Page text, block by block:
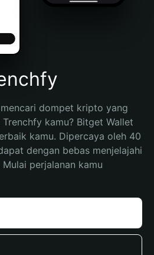
dompet kripto yang
kamu? Bitget Wallet
kamu. Dipercaya oleh 40
dengan bebas menjelajahi
perjalanan kamu